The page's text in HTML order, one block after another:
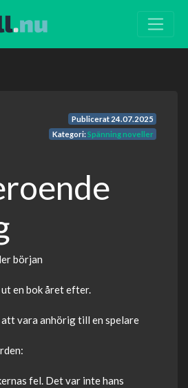
Publicerat 24.07.2025
Kategori:Spänning noveller
början
en bok året efter.
vara anhörig till en spelare
fel. Det var inte hans